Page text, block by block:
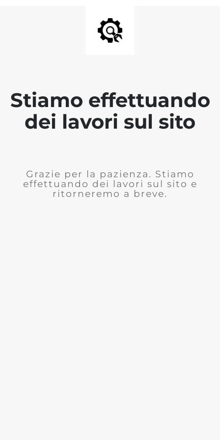
Stiamo effettuando
dei lavori sul sito
Grazie per la pazienza. Stiamo
effettuando dei lavori sul sito e
ritorneremo a breve.